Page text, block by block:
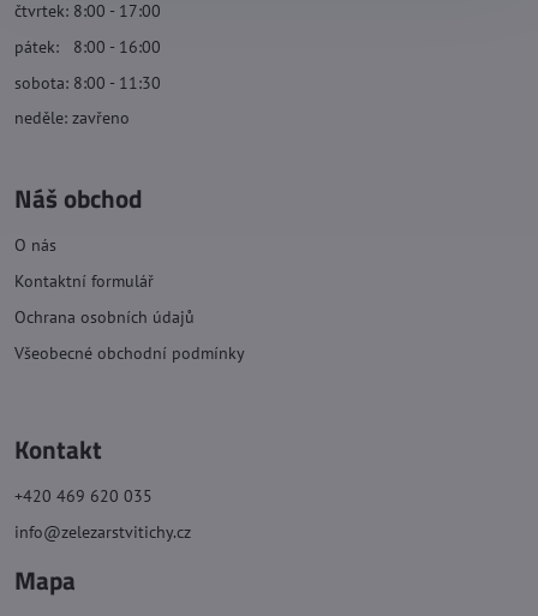
čtvrtek: 8:00 - 17:00
pátek: 8:00 - 16:00
sobota: 8:00 - 11:30
neděle: zavřeno
Náš obchod
O nás
Kontaktní formulář
Ochrana osobních údajů
Všeobecné obchodní podmínky
Kontakt
+420 469 620 035
info@zelezarstvitichy.cz
Mapa